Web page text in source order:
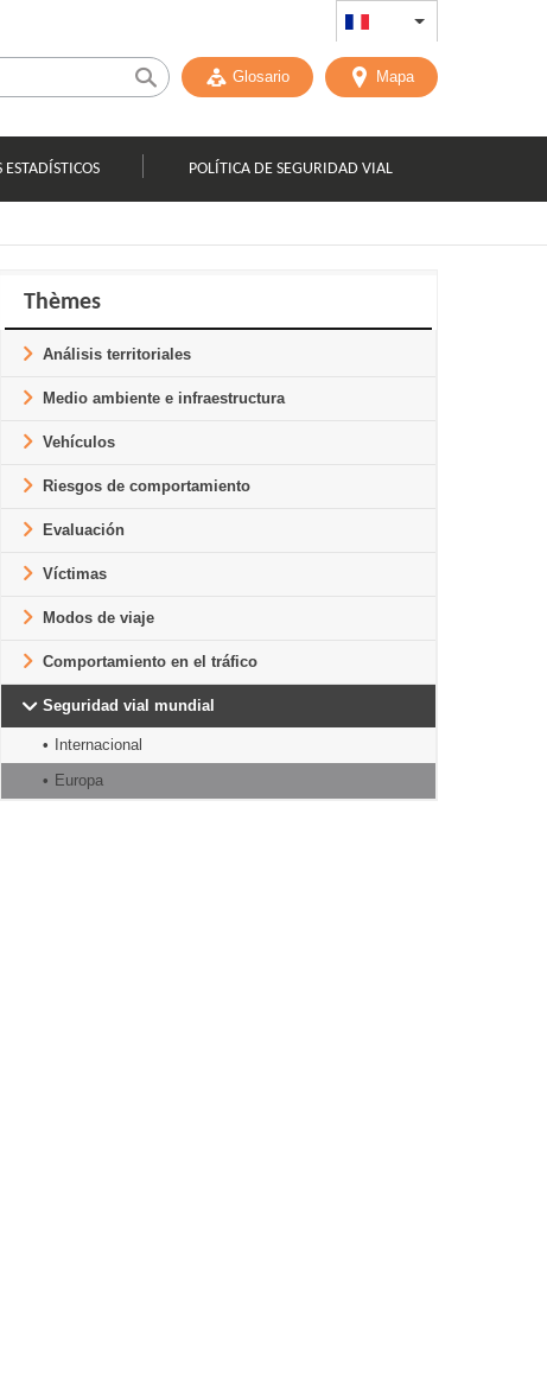
List additional
Glosario Mapa
POLÍTICA DE SEGURIDAD VIAL
Thèmes
Análisis territoriales
Medio ambiente e infraestructura
Vehículos
Riesgos de comportamiento
Evaluación
Víctimas
Modos de viaje
Comportamiento en el tráfico
Seguridad vial mundial
Internacional
Europa